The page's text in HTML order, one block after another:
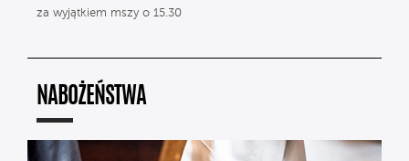
za wyjątkiem mszy o 15.30
NABOŻEŃSTWA